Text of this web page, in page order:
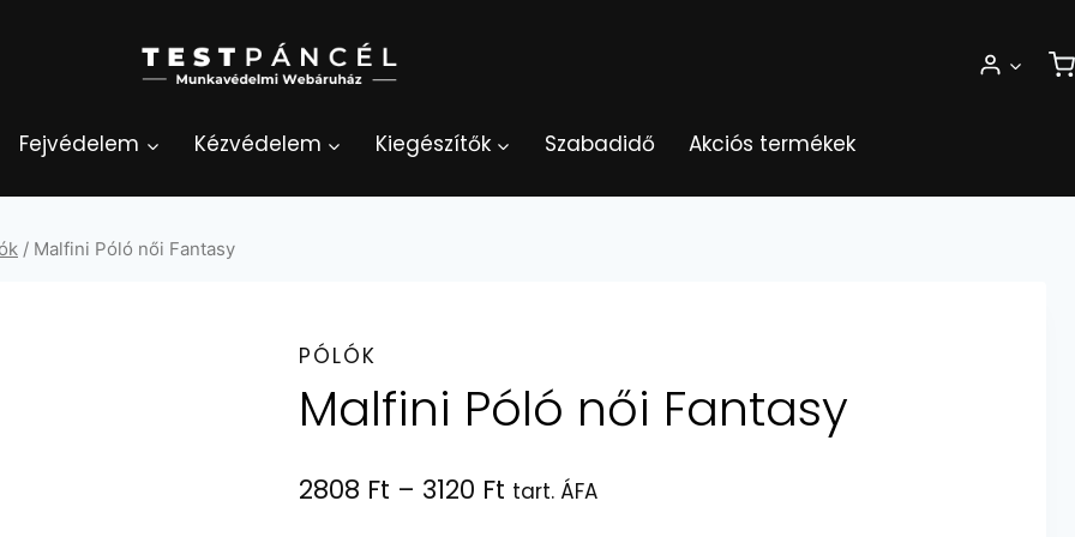
Fejvédelem Kézvédelem Kiegészítők Szabadidő Akciós termékek
/ Malfini Póló női Fantasy
PÓLÓK
Malfini Póló női Fantasy
2808 Ft – 3120 FtÁrtartomány:
tart. ÁFA